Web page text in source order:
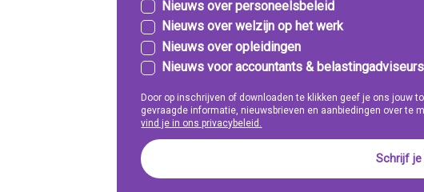
Nieuws over personeelsbeleid
Nieuws over welzijn op het werk
Nieuws over opleidingen
Nieuws voor accountants & belastingadviseurs
Door op inschrijven of downloaden te klikken geef je ons jouw
gevraagde informatie, nieuwsbrieven en aanbiedingen over te
vind je in ons privacybeleid.